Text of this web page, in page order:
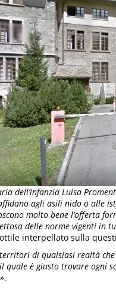
dell’infanzia Luisa Proment
agli asili nido o alle
molto bene l’offerta
delle norme vigenti in
interpellato sulla
di qualsiasi realtà
quale è giusto trovare ogni
.